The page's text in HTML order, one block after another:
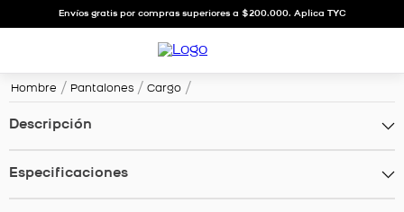
Envíos gratis por compras superiores a $200.000. Aplica TYC
Hombre Pantalones Cargo
Descripción
Especificaciones